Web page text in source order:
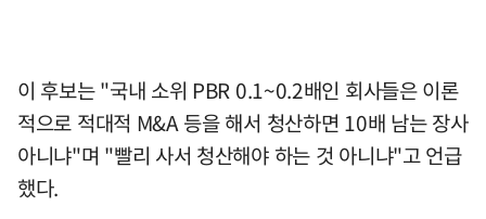
이 후보는 "국내 소위 PBR 0.1~0.2배인 회사들은 이론
적으로 적대적 M&A 등을 해서 청산하면 10배 남는 장사
아니냐"며 "빨리 사서 청산해야 하는 것 아니냐"고 언급
했다.